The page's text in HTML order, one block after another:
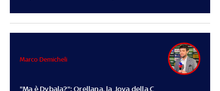
"Ma è Dybala?": Orellana, la Joya della C
Marco Demicheli